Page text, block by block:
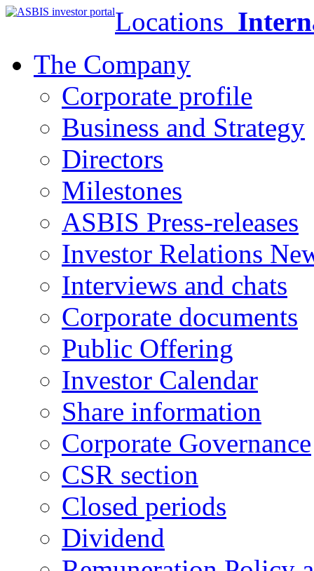
Locations
The Company
Corporate profile
Business and Strategy
Directors
Milestones
ASBIS Press-releases
Investor Relations
Interviews and chats
Corporate documents
Public Offering
Investor Calendar
Share information
Corporate Governance
CSR section
Closed periods
Dividend